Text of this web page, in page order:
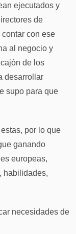
ejecutados y
de
con ese
al negocio y
de los
desarrollar
supo para que
por lo que
ganando
europeas,
habilidades,
necesidades de